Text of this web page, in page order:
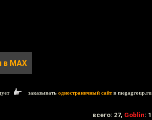
в MAX
заказывать одностраничный сайтв megagroup.ru
всего: 27, Goblin: 1